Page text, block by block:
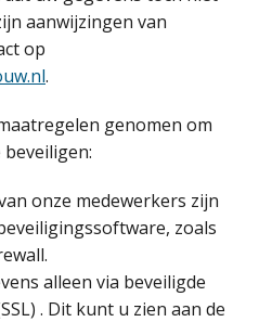
aanwijzingen van
op
.
genomen om
onze medewerkers zijn
zoals
alleen via beveiligde
. Dit kunt u zien aan de